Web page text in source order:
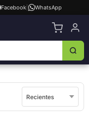
Facebook| WhatsApp